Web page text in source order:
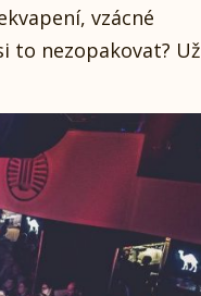
vzácné
to nezopakovat? Už